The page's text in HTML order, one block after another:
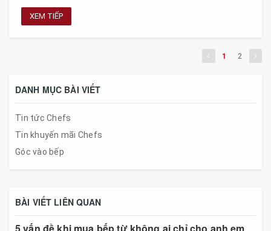
XEM TIẾP
1 2
DANH MỤC BÀI VIẾT
Tin tức Chefs
Tin khuyến mãi Chefs
Góc vào bếp
BÀI VIẾT LIÊN QUAN